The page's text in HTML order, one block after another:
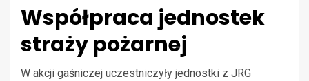
Współpraca jednostek
straży pożarnej
W akcji gaśniczej uczestniczyły jednostki z JRG